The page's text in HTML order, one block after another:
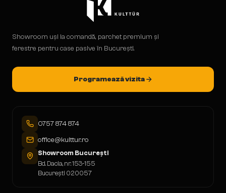
Showroom uși la comandă, parchet premium și
ferestre pentru case pasive în București.
Programează vizita
0757 874 874
office@kulttur.ro
Showroom București
Bd. Dacia, nr. 153-155
București 020057